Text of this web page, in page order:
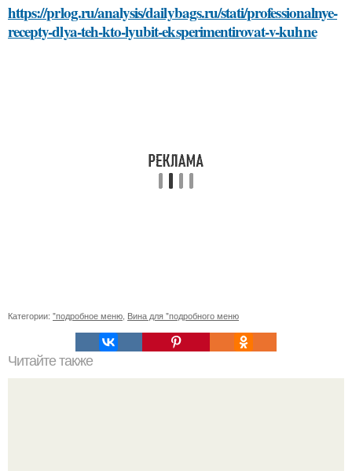
https://prlog.ru/analysis/dailybags.ru/stati/professionalnye-
recepty-dlya-teh-kto-lyubit-eksperimentirovat-v-kuhne
Категории: "подробное меню Вина для "подробного меню
Читайте также